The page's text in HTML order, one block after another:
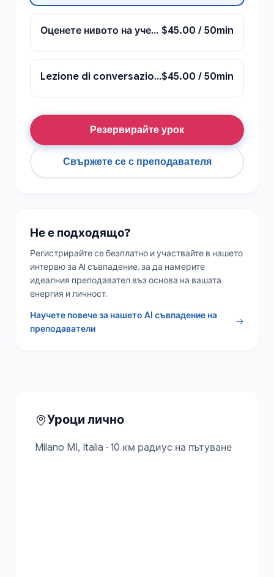
Оценете нивото на ученика и открийте неговите учебни нужди, канали и интереси $45.00 / 50min
Lezione di conversazione – говорене$45.00 / 50min
Резервирайте урок
Свържете се с преподавателя
Не е подходящо?
Регистрирайте се безплатно и участвайте в нашето
интервю за AI съвпадение, за да намерите
идеалния преподавател въз основа на вашата
енергия и личност.
Научете повече за нашето AI съвпадение на
преподаватели
Уроци лично
Milano MI, Italia · 10 км радиус на пътуване